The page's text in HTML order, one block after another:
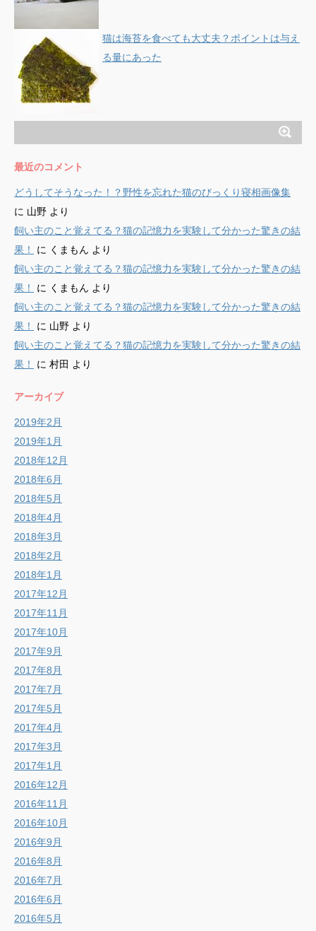
猫は海苔を食べても大丈夫？ポイントは与え
る量にあった
最近のコメント
どうしてそうなった！？野性を忘れた猫のびっくり寝相画像集
に 山野 より
飼い主のこと覚えてる？猫の記憶力を実験して分かった驚きの結
果！
に くまもん より
飼い主のこと覚えてる？猫の記憶力を実験して分かった驚きの結
果！
に くまもん より
飼い主のこと覚えてる？猫の記憶力を実験して分かった驚きの結
果！
に 山野 より
飼い主のこと覚えてる？猫の記憶力を実験して分かった驚きの結
果！
に 村田 より
アーカイブ
2019年2月
2019年1月
2018年12月
2018年6月
2018年5月
2018年4月
2018年3月
2018年2月
2018年1月
2017年12月
2017年11月
2017年10月
2017年9月
2017年8月
2017年7月
2017年5月
2017年4月
2017年3月
2017年1月
2016年12月
2016年11月
2016年10月
2016年9月
2016年8月
2016年7月
2016年6月
2016年5月